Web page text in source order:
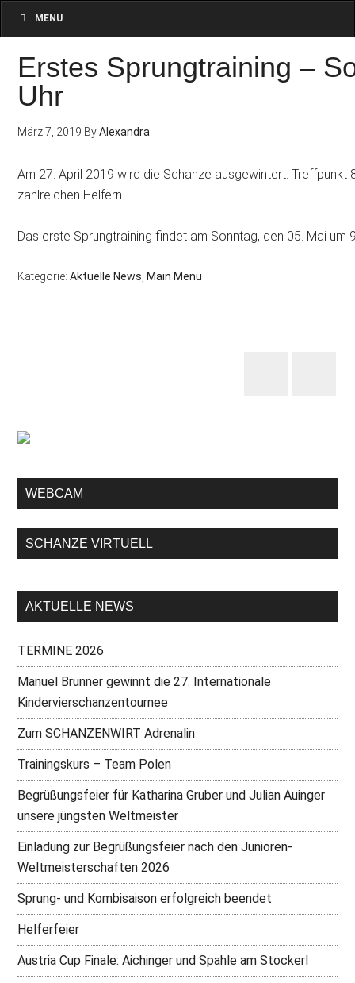
MENU
Erstes Sprungtraining –
Uhr
März 7, 2019 ByAlexandra
Am 27. April 2019 wird die Schanze ausgewintert. Treffpunkt
zahlreichen Helfern.
Das erste Sprungtraining findet am Sonntag, den 05. Mai um
Kategorie:Aktuelle News Main Menü
WEBCAM
SCHANZE VIRTUELL
AKTUELLE NEWS
TERMINE 2026
Manuel Brunner gewinnt die 27. Internationale
Kindervierschanzentournee
Zum SCHANZENWIRT Adrenalin
Trainingskurs – Team Polen
Begrüßungsfeier für Katharina Gruber und Julian Auinger
unsere jüngsten Weltmeister
Einladung zur Begrüßungsfeier nach den Junioren-
Weltmeisterschaften 2026
Sprung- und Kombisaison erfolgreich beendet
Helferfeier
Austria Cup Finale: Aichinger und Spahle am Stockerl